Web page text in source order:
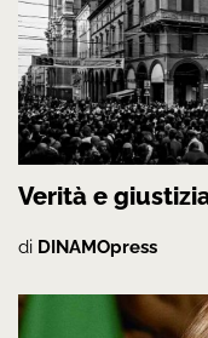
Verità e
di DINAMOpress